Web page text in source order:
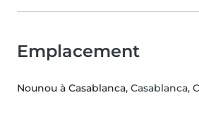
Emplacement
Nounou à Casablanca, Casablanca,